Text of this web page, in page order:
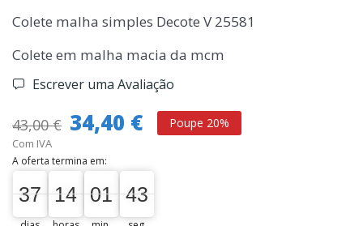
Colete malha simples Decote V 25581
Colete em malha macia da mcm
Escrever uma Avaliação
43,00 € 34,40 € Poupe 20%
Com IVA
A oferta termina em:
37
37
00 14
14
00 01
01
00 43
42
43